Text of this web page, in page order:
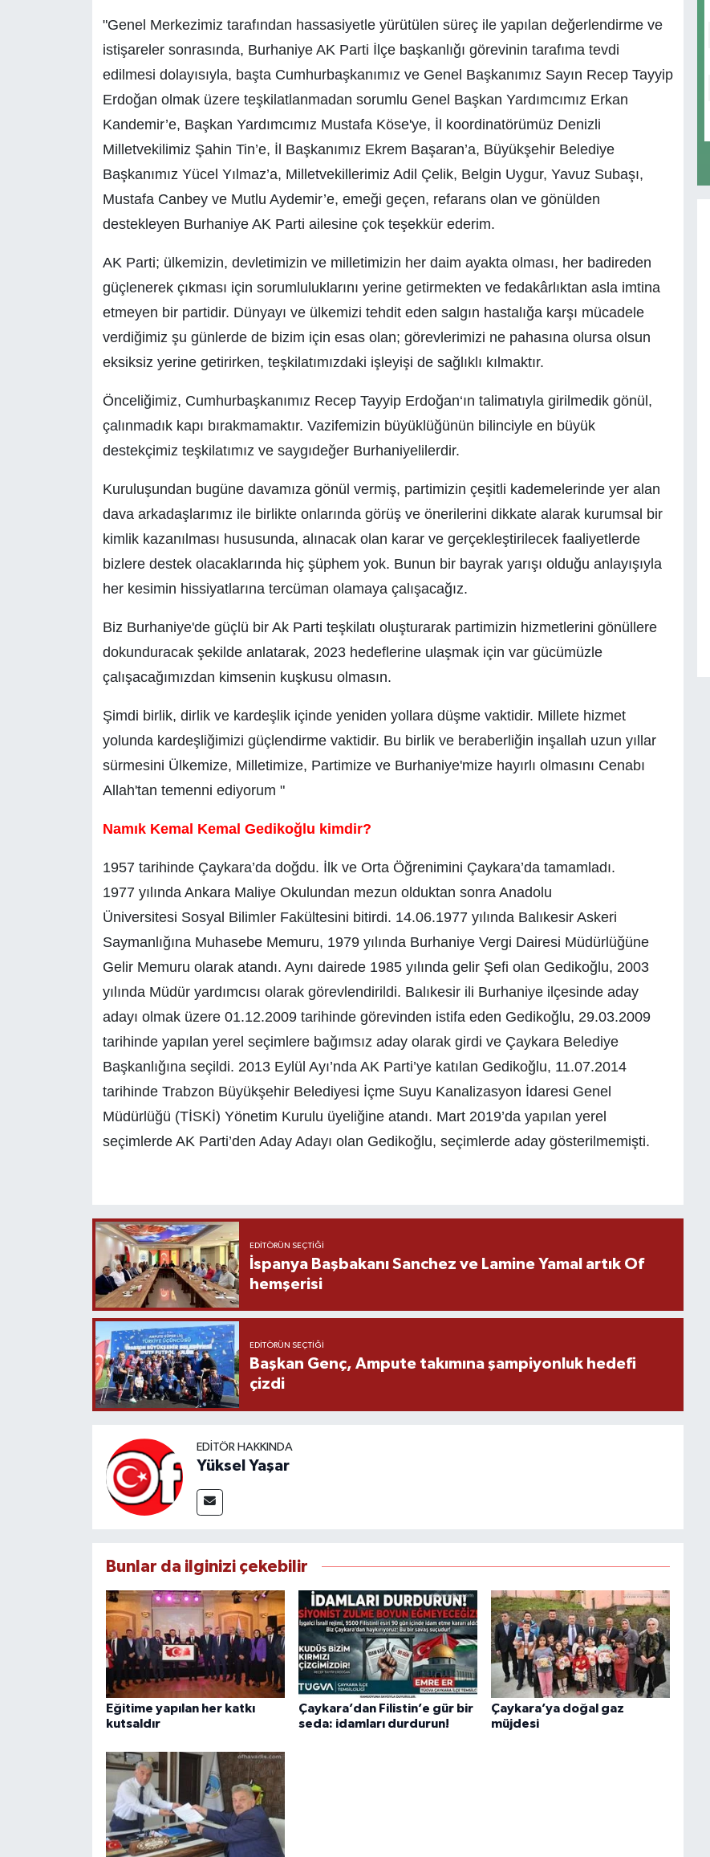
"Genel Merkezimiz tarafından hassasiyetle yürütülen süreç ile yapılan değerlendirme ve
istişareler sonrasında, Burhaniye AK Parti İlçe başkanlığı görevinin tarafıma tevdi
edilmesi dolayısıyla, başta Cumhurbaşkanımız ve Genel Başkanımız Sayın Recep Tayyip
Erdoğan olmak üzere teşkilatlanmadan sorumlu Genel Başkan Yardımcımız Erkan
Kandemir’e, Başkan Yardımcımız Mustafa Köse'ye, İl koordinatörümüz Denizli
Milletvekilimiz Şahin Tin’e, İl Başkanımız Ekrem Başaran’a, Büyükşehir Belediye
Başkanımız Yücel Yılmaz’a, Milletvekillerimiz Adil Çelik, Belgin Uygur, Yavuz Subaşı,
Mustafa Canbey ve Mutlu Aydemir’e, emeği geçen, refarans olan ve gönülden
destekleyen Burhaniye AK Parti ailesine çok teşekkür ederim.
AK Parti; ülkemizin, devletimizin ve milletimizin her daim ayakta olması, her badireden
güçlenerek çıkması için sorumluluklarını yerine getirmekten ve fedakârlıktan asla imtina
etmeyen bir partidir. Dünyayı ve ülkemizi tehdit eden salgın hastalığa karşı mücadele
verdiğimiz şu günlerde de bizim için esas olan; görevlerimizi ne pahasına olursa olsun
eksiksiz yerine getirirken, teşkilatımızdaki işleyişi de sağlıklı kılmaktır.
Önceliğimiz, Cumhurbaşkanımız Recep Tayyip Erdoğan‘ın talimatıyla girilmedik gönül,
çalınmadık kapı bırakmamaktır. Vazifemizin büyüklüğünün bilinciyle en büyük
destekçimiz teşkilatımız ve saygıdeğer Burhaniyelilerdir.
Kuruluşundan bugüne davamıza gönül vermiş, partimizin çeşitli kademelerinde yer alan
dava arkadaşlarımız ile birlikte onlarında görüş ve önerilerini dikkate alarak kurumsal bir
kimlik kazanılması hususunda, alınacak olan karar ve gerçekleştirilecek faaliyetlerde
bizlere destek olacaklarında hiç şüphem yok. Bunun bir bayrak yarışı olduğu anlayışıyla
her kesimin hissiyatlarına tercüman olamaya çalışacağız.
Biz Burhaniye'de güçlü bir Ak Parti teşkilatı oluşturarak partimizin hizmetlerini gönüllere
dokunduracak şekilde anlatarak, 2023 hedeflerine ulaşmak için var gücümüzle
çalışacağımızdan kimsenin kuşkusu olmasın.
Şimdi birlik, dirlik ve kardeşlik içinde yeniden yollara düşme vaktidir. Millete hizmet
yolunda kardeşliğimizi güçlendirme vaktidir. Bu birlik ve beraberliğin inşallah uzun yıllar
sürmesini Ülkemize, Milletimize, Partimize ve Burhaniye'mize hayırlı olmasını Cenabı
Allah'tan temenni ediyorum "
Namık Kemal Kemal Gedikoğlu kimdir?
1957 tarihinde Çaykara’da doğdu. İlk ve Orta Öğrenimini Çaykara’da tamamladı.
1977 yılında Ankara Maliye Okulundan mezun olduktan sonra Anadolu
Üniversitesi Sosyal Bilimler Fakültesini bitirdi. 14.06.1977 yılında Balıkesir Askeri
Saymanlığına Muhasebe Memuru, 1979 yılında Burhaniye Vergi Dairesi Müdürlüğüne
Gelir Memuru olarak atandı. Aynı dairede 1985 yılında gelir Şefi olan Gedikoğlu, 2003
yılında Müdür yardımcısı olarak görevlendirildi. Balıkesir ili Burhaniye ilçesinde aday
adayı olmak üzere 01.12.2009 tarihinde görevinden istifa eden Gedikoğlu, 29.03.2009
tarihinde yapılan yerel seçimlere bağımsız aday olarak girdi ve Çaykara Belediye
Başkanlığına seçildi. 2013 Eylül Ayı’nda AK Parti’ye katılan Gedikoğlu, 11.07.2014
tarihinde Trabzon Büyükşehir Belediyesi İçme Suyu Kanalizasyon İdaresi Genel
Müdürlüğü (TİSKİ) Yönetim Kurulu üyeliğine atandı. Mart 2019’da yapılan yerel
seçimlerde AK Parti’den Aday Adayı olan Gedikoğlu, seçimlerde aday gösterilmemişti.
EDITÖRÜN SEÇTIĞI
İspanya Başbakanı Sanchez ve Lamine Yamal artık Of
hemşerisi
EDITÖRÜN SEÇTIĞI
Başkan Genç, Ampute takımına şampiyonluk hedefi
çizdi
EDITÖR HAKKINDA
Yüksel Yaşar
Bunlar da ilginizi çekebilir
Eğitime yapılan her katkı
kutsaldır
​Çaykara’dan Filistin’e gür bir
seda: idamları durdurun!
Çaykara’ya doğal gaz
müjdesi